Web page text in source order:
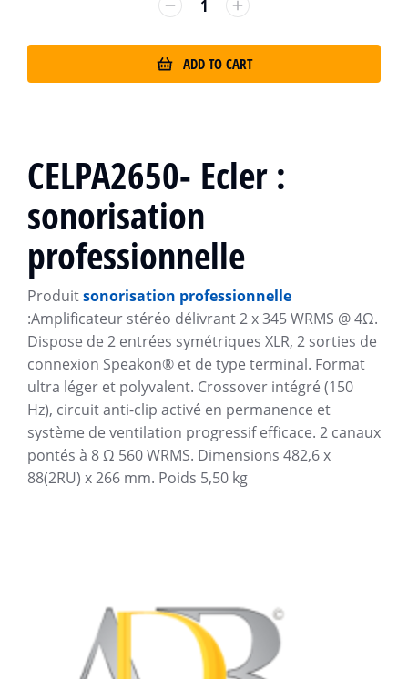
ADD TO CART
CELPA2650- Ecler:
sonorisation
professionnelle
Produitsonorisation professionnelle
:Amplificateur stéréo délivrant 2 x 345 WRMS @ 4Ω.
Dispose de 2 entrées symétriques XLR, 2 sorties de
connexion Speakon® et de type terminal. Format
ultra léger et polyvalent. Crossover intégré (150
Hz), circuit anti-clip activé en permanence et
système de ventilation progressif efficace. 2 canaux
pontés à 8 Ω 560 WRMS. Dimensions 482,6 x
88(2RU) x 266 mm. Poids 5,50 kg